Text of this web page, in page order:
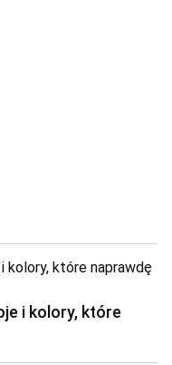
i kolory, które